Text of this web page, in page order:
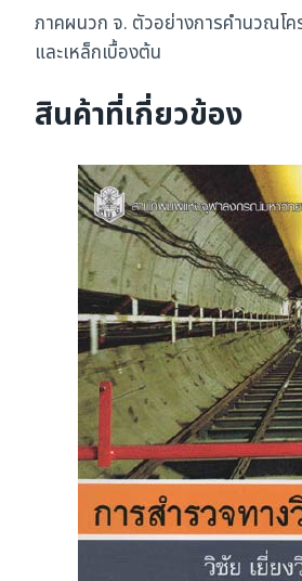
ภาคผนวก จ. ตัวอย่างการคำนวณโค
และเหล็กเบื้องต้น
สินค้าที่เกี่ยวข้อง